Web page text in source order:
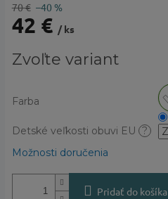
70 € –40 %
42 € / ks
cena:
Zvoľte variant
Farba
Detské veľkosti obuvi EU ?
Možnosti doručenia
Pridať do košíka